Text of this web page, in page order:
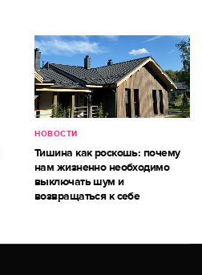
НОВОСТИ
Тишина как роскошь: почему
нам жизненно необходимо
выключать шум и
возвращаться к себе